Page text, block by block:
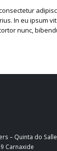
In eu ipsum
nunc,
– Quinta do
Carnaxide